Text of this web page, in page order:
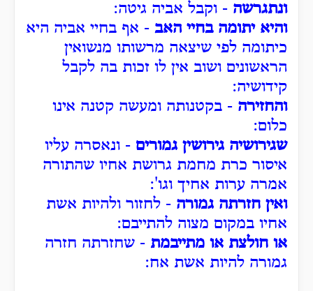
ונתגרשה - וקבל אביה גיטה:
והיא יתומה בחיי האב - אף בחיי אביה היא
כיתומה לפי שיצאה מרשותו מנשואין
הראשונים ושוב אין לו זכות בה לקבל
קידושיה:
והחזירה - בקטנותה ומעשה קטנה אינו
כלום:
שגירושיה גירושין גמורים - ונאסרה עליו
איסור כרת מחמת גרושת אחיו שהתורה
אמרה ערות אחיך וגו':
ואין חזרתה גמורה - לחזור ולהיות אשת
אחיו במקום מצוה להתייבם:
או חולצת או מתייבמת - שחזרתה חזרה
גמורה להיות אשת אח: